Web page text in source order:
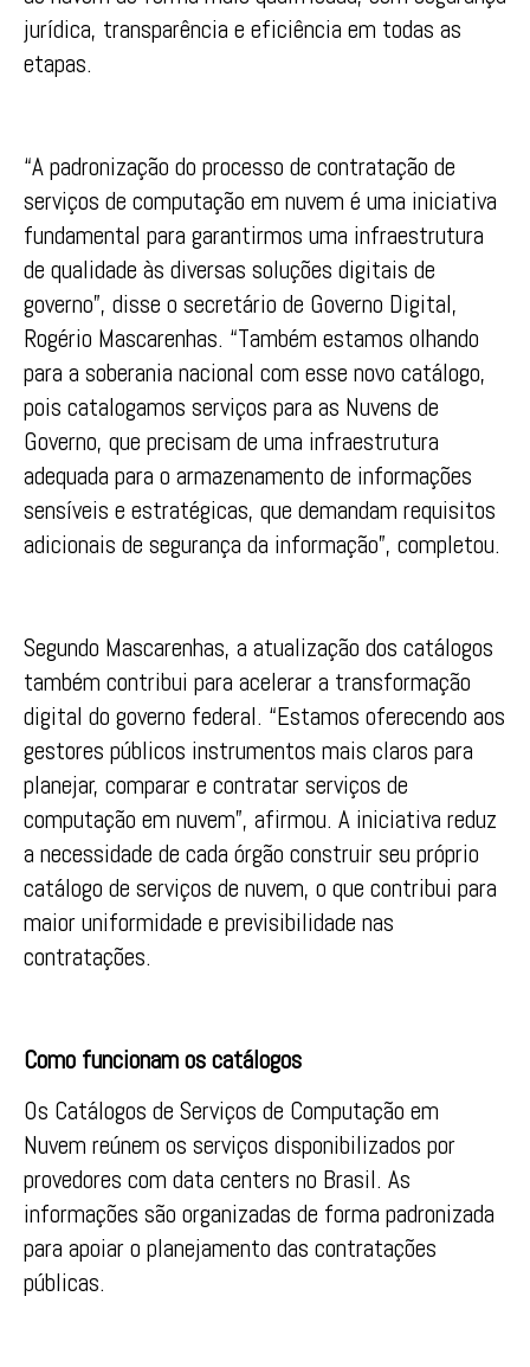
jurídica, transparência e eficiência em todas as
etapas.
“A padronização do processo de contratação de
serviços de computação em nuvem é uma iniciativa
fundamental para garantirmos uma infraestrutura
de qualidade às diversas soluções digitais de
governo”, disse o secretário de Governo Digital,
Rogério Mascarenhas. “Também estamos olhando
para a soberania nacional com esse novo catálogo,
pois catalogamos serviços para as Nuvens de
Governo, que precisam de uma infraestrutura
adequada para o armazenamento de informações
sensíveis e estratégicas, que demandam requisitos
adicionais de segurança da informação”, completou.
Segundo Mascarenhas, a atualização dos catálogos
também contribui para acelerar a transformação
digital do governo federal. “Estamos oferecendo aos
gestores públicos instrumentos mais claros para
planejar, comparar e contratar serviços de
computação em nuvem”, afirmou. A iniciativa reduz
a necessidade de cada órgão construir seu próprio
catálogo de serviços de nuvem, o que contribui para
maior uniformidade e previsibilidade nas
contratações.
Como funcionam os catálogos
Os Catálogos de Serviços de Computação em
Nuvem reúnem os serviços disponibilizados por
provedores com data centers no Brasil. As
informações são organizadas de forma padronizada
para apoiar o planejamento das contratações
públicas.